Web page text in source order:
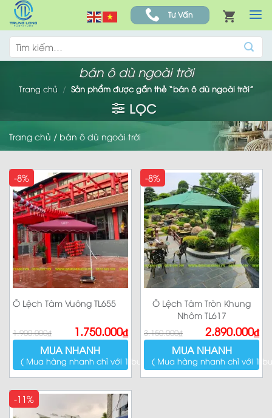
Skip
content
Tư Vấn
Tìm
kiếm:
bán ô dù ngoài trời
Trang chủ / Sản phẩm được gắn thẻ “bán ô dù ngoài trời”
LỌC
Trang chủ / bán ô dù ngoài trời
-8%
Ô Lệch Tâm Vuông TL655
1.900.000₫
Giá
gốc
là:
1.900.000₫.
1.750.000₫
Giá
hiện
tại
1.750.000₫.
MUA NHANH
( Mua hàng nhanh chỉ với 1 bước )
-8%
Ô Lệch Tâm Tròn Khung
Nhôm TL617
3.150.000₫
Giá
gốc
là:
3.150.000₫.
2.890.000₫
Giá
hiện
tại
2.890.000₫.
MUA NHANH
( Mua hàng nhanh chỉ với 1
-11%